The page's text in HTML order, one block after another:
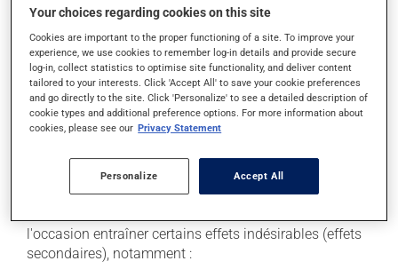
après chaque dose.
Si vous oubliez de prendre une dose, prenez-la dès que
vous y pensez. S'il est presque l'heure de votre dose
suivante, laissez simplement tomber la dose oubliée.
Ne doublez pas la dose suivante pour tenter de vous
rattraper.
Effets indésirables
l'occasion entraîner certains effets indésirables (effets
secondaires), notamment :
Your choices regarding cookies on this site
Cookies are important to the proper functioning of a site. To improve your
experience, we use cookies to remember log-in details and provide secure
log-in, collect statistics to optimise site functionality, and deliver content
tailored to your interests. Click 'Accept All' to save your cookie preferences
and go directly to the site. Click 'Personalize' to see a detailed description of
cookie types and additional preference options. For more information about
cookies, please see our Privacy Statement
Personalize Accept All